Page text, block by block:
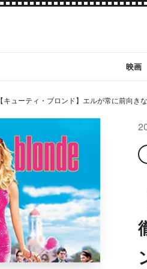
映画
【キューティ・ブロンド】エルが常に前向